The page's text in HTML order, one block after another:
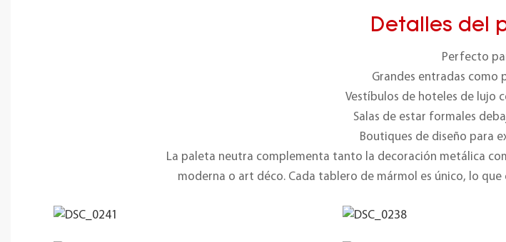
Detalles del
Perfecto
Grandes entradas como
Vestíbulos de hoteles de lujo
Salas de estar formales
Boutiques de diseño para
La paleta neutra complementa tanto la decoración metálica
moderna o art déco. Cada tablero de mármol es único, lo